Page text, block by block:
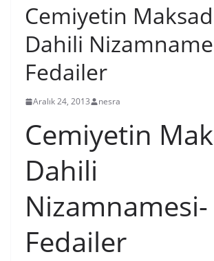
Cemiyetin
Dahili
Fedailer
Aralık 24, 2013 nesra
Cemiyetin
Dahili
Nizamnamesi-
Fedailer